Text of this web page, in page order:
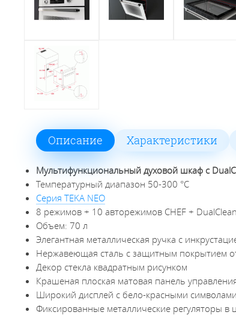
Описание Характеристики
Мультифункциональный духовой шкаф с
Температурный диапазон 50-300 °С
Серия TEKA NEO
8 режимов + 10 авторежимов CHEF +
Объем: 70 л
Элегантная металлическая ручка с
Нержавеющая сталь с защитным покрытием
Декор стекла квадратным рисунком
Крашеная плоская матовая панель
Широкий дисплей с бело-красными символами
Фиксированные металлические регуляторы в